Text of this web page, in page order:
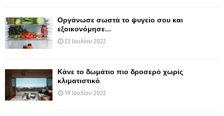
Οργάνωσε σωστά το ψυγείο σου και
εξοικονόμησε...
22 Ιουλίου 2022
Κάνε το δωμάτιο πιο δροσερό χωρίς
κλιματιστικό
19 Ιουλίου 2022